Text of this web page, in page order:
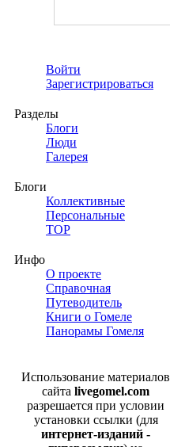
Войти
Зарегистрироваться
Разделы
Блоги
Люди
Галерея
Блоги
Коллективные
Персональные
TOP
Инфо
О проекте
Справочная
Путеводитель
Книги о Гомеле
Панорамы Гомеля
Использование материалов
сайта livegomel.com
разрешается при условии
установки ссылки (для
интернет-изданий -